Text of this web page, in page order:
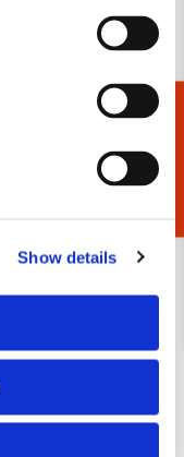
Show details
Watching, Anita
Cadeaukiezer